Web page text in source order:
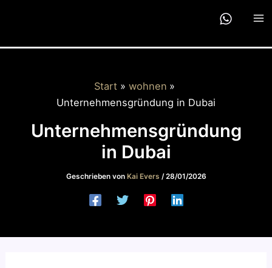
Start
wohnen
Unternehmensgründung in Dubai
Unternehmensgründung
in Dubai
Geschrieben von Kai Evers /28/01/2026